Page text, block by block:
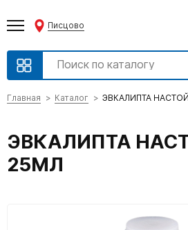
Писцово
Главная Каталог ЭВКАЛИПТА
ЭВКАЛИПТА
25МЛ